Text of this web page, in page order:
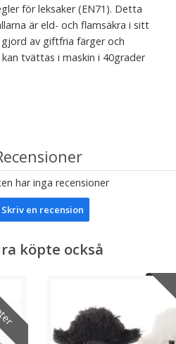
för leksaker (EN71). Detta
är eld- och flamsäkra i sitt
av giftfria färger och
tvättas i maskin i 40grader
har inga recensioner
Skriv en recension
köpte också